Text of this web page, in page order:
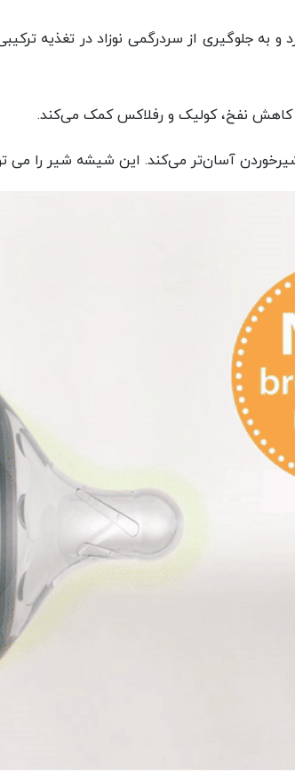
به جلوگیری از سردرگمی نوزاد در تغذیه
کاهش نفخ، کولیک و رفلاکس کمک می‌کند.
آسان‌تر می‌کند. این شیشه شیر را می